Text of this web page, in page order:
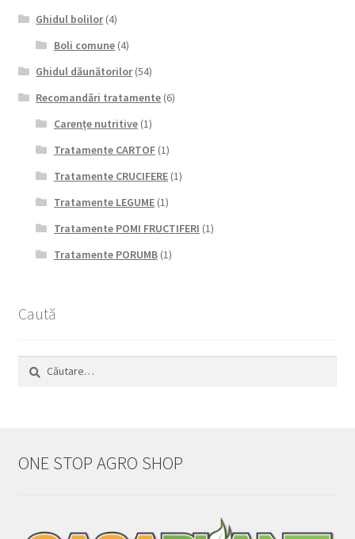
Ghidul bolilor(4)
Boli comune(4)
Ghidul dăunătorilor(54)
Recomandări tratamente (6)
Carențe nutritive(1)
Tratamente CARTOF(1)
Tratamente CRUCIFERE(1)
Tratamente LEGUME(1)
Tratamente POMI FRUCTIFERI (1)
Tratamente PORUMB(1)
Caută
Caută
ONE STOP AGRO SHOP